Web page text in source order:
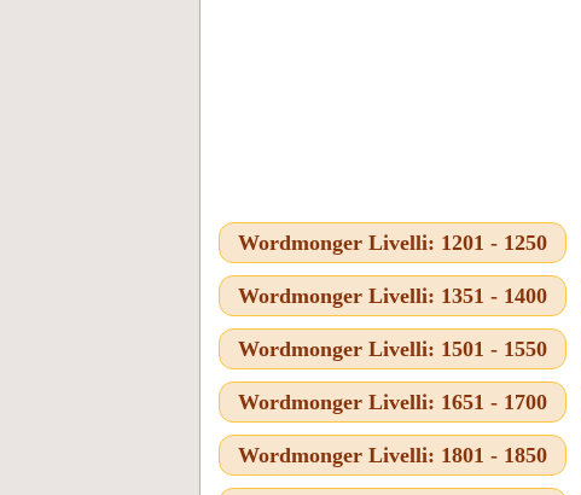
Wordmonger Livelli: 1201 - 1250
Wordmonger Livelli: 1351 - 1400
Wordmonger Livelli: 1501 - 1550
Wordmonger Livelli: 1651 - 1700
Wordmonger Livelli: 1801 - 1850